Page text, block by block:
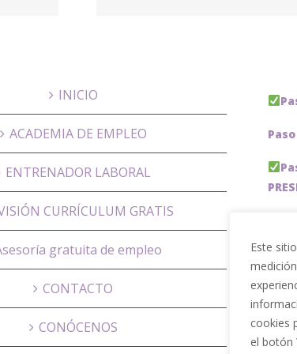
Este
cookies
el botón
INICIO
ACADEMIA DE EMPLEO
ENTRENADOR LABORAL
CURRÍCULUM GRATIS
gratuita de empleo
CONTACTO
CONÓCENOS